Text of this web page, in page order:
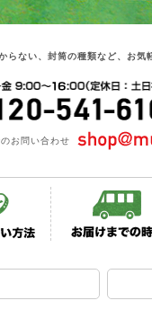
らない、封筒の種類など、お気
お問い合わせ